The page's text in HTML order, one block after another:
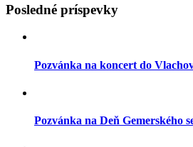
Posledné príspevky
Pozvánka na koncert do
Pozvánka na Deň Gemerského